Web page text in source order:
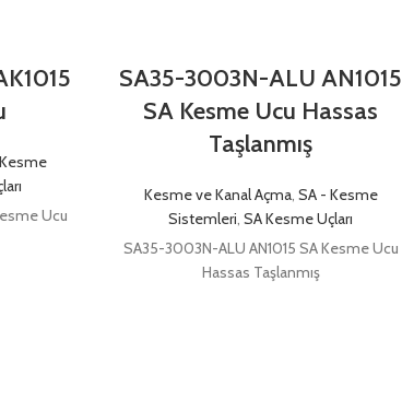
Ucu
SA35-3003N-ALU AN1015
SA Kesme Ucu Hassas
Taşlanmış
Kesme ve Kanal Açma, SA - Kesme
Sistemleri, SA Kesme Uçları
SA35-3003N-ALU AN1015 SA Kesme Ucu
Hassas Taşlanmış